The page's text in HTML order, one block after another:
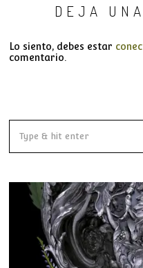
DEJA
Lo siento, debes estar
comentario.